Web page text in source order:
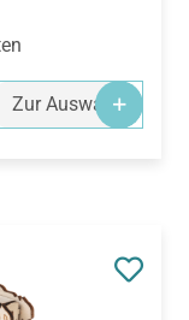
Zur Auswahl